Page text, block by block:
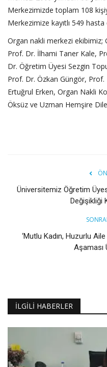
Merkezimizde toplam 108
Merkezimize kayıtlı 549
Organ nakli merkezi ekibimiz;
Prof. Dr. İlhami Taner Kale,
Dr. Öğretim Üyesi Sezgin
Prof. Dr. Özkan Güngör,
Ertuğrul Erken, Organ Nakli
Öksüz ve Uzman Hemşire
Üniversitemiz Öğretim
Değişikliği
‘Mutlu Kadın, Huzurlu
Aşaması
İLGILI HABERLER